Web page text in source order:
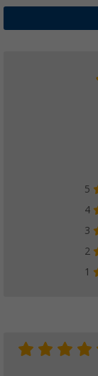
5
4
3
2
1